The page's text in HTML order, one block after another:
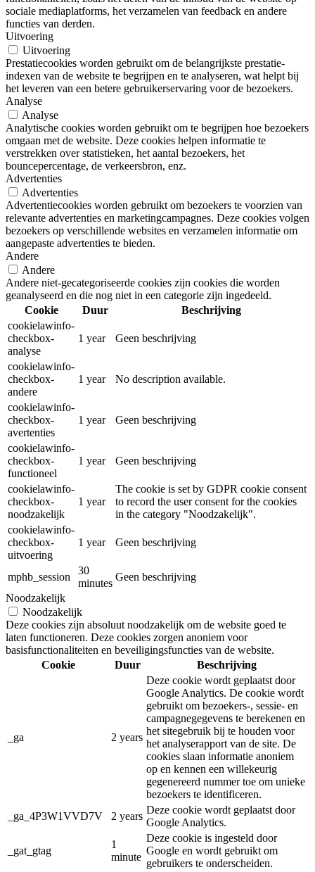
sociale mediaplatforms, het verzamelen van feedback en andere
functies van derden.
Uitvoering
Uitvoering
Prestatiecookies worden gebruikt om de belangrijkste prestatie-
indexen van de website te begrijpen en te analyseren, wat helpt bij
het leveren van een betere gebruikerservaring voor de bezoekers.
Analyse
Analyse
Analytische cookies worden gebruikt om te begrijpen hoe bezoekers
omgaan met de website. Deze cookies helpen informatie te
verstrekken over statistieken, het aantal bezoekers, het
bouncepercentage, de verkeersbron, enz.
Advertenties
Advertenties
Advertentiecookies worden gebruikt om bezoekers te voorzien van
relevante advertenties en marketingcampagnes. Deze cookies volgen
bezoekers op verschillende websites en verzamelen informatie om
aangepaste advertenties te bieden.
Andere
Andere
Andere niet-gecategoriseerde cookies zijn cookies die worden
geanalyseerd en die nog niet in een categorie zijn ingedeeld.
Cookie
Duur
Beschrijving
cookielawinfo-
checkbox-
analyse
1 year Geen beschrijving
cookielawinfo-
checkbox-
andere
1 year No description available.
cookielawinfo-
checkbox-
avertenties
1 year Geen beschrijving
cookielawinfo-
checkbox-
functioneel
1 year Geen beschrijving
cookielawinfo-
checkbox-
noodzakelijk
1 year
The cookie is set by GDPR cookie consent
to record the user consent for the cookies
in the category "Noodzakelijk".
cookielawinfo-
checkbox-
uitvoering
1 year Geen beschrijving
mphb_session
30
minutes
Geen beschrijving
Noodzakelijk
Noodzakelijk
Deze cookies zijn absoluut noodzakelijk om de website goed te
laten functioneren. Deze cookies zorgen anoniem voor
basisfunctionaliteiten en beveiligingsfuncties van de website.
Cookie
Duur Beschrijving
_ga 2 years
Deze cookie wordt geplaatst door
Google Analytics. De cookie wordt
gebruikt om bezoekers-, sessie- en
campagnegegevens te berekenen en
het sitegebruik bij te houden voor
het analyserapport van de site. De
cookies slaan informatie anoniem
op en kennen een willekeurig
gegenereerd nummer toe om unieke
bezoekers te identificeren.
_ga_4P3W1VVD7V
2 years
Deze cookie wordt geplaatst door
Google Analytics.
_gat_gtag
1
minute
Deze cookie is ingesteld door
Google en wordt gebruikt om
gebruikers te onderscheiden.